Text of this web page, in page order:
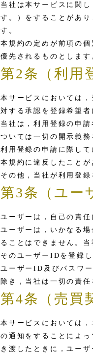
当社は本サービスに関
す。）をすることがあ
す。
本規約の定めが前項の
優先されるものとします
第2条（利用
本サービスにおいては
対する承認を登録希望
当社は，利用登録の申
ついては一切の開示義務
利用登録の申請に際し
本規約に違反したこと
その他，当社が利用登
第3条（ユー
ユーザーは，自己の責
ユーザーは，いかなる
ることはできません。
そのユーザーIDを登録
ユーザーID及びパスワ
除き，当社は一切の責
第4条（売買
本サービスにおいては
の通知をすることによ
き渡したときに，ユー